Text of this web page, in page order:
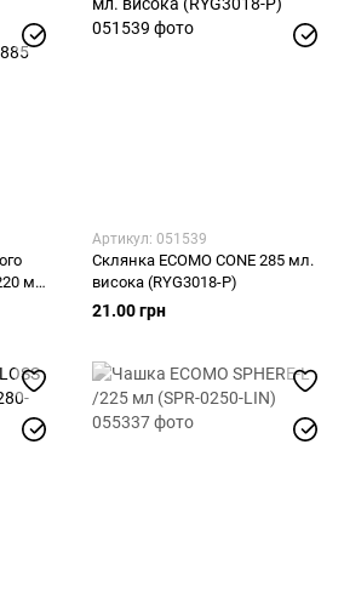
мл
Артикул: 051539
Склянка ECOMO CONE 285 мл.
висока (RYG3018-P)
21.00 грн